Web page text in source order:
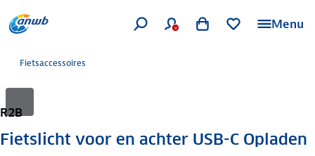
Menu
Fietsaccessoires
R2B
Fietslicht voor en achter USB-C Opladen